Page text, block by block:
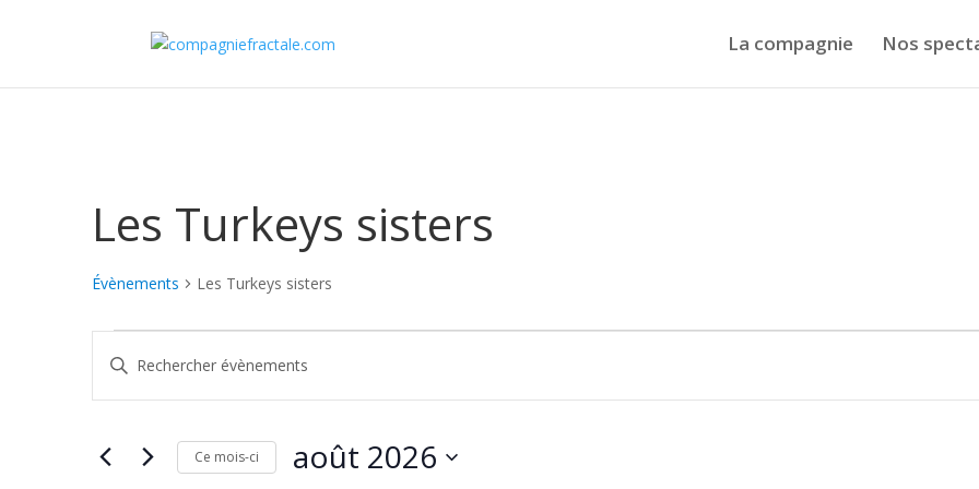
La compagnie Nos
Les Turkeys sisters
Évènements Les Turkeys sisters
Évènements
Recherche
et
navigation
vues
Saisir
mot-
clé.
Évènements
Ce mois-ci août 2026